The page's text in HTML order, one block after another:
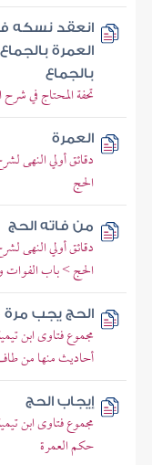
انعقد نسكه
العمرة
بالجماع
تحفة المحتاج في
العمرة
دقائق أولي النهى
الحج
من فاته الحج
دقائق أولي النهى
الحج > باب الفوات
الحج يجب
مجموع فتاوى ابن
أحاديث منها من
إيجاب الحج
مجموع فتاوى ابن
حكم العمرة